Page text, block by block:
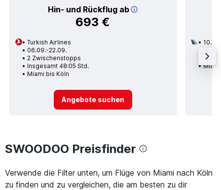
Hin- und Rückflug ab
693 €
Turkish Airlines
06.09.-22.09.
2 Zwischenstopps
Insgesamt 48:05 Std.
Miami bis Köln
Angebote suchen
10.09.
SWOODOO Preisfinder
Verwende die Filter unten, um Flüge von Miami nach Köln
zu finden und zu vergleichen, die am besten zu dir